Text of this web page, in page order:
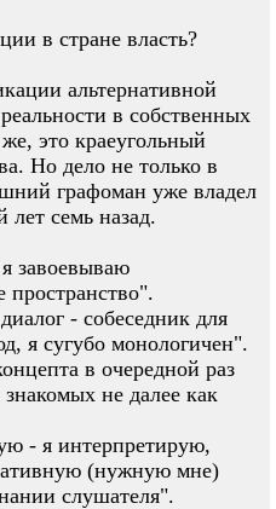
в стране власть?
альтернативной
в собственных
это краеугольный
Но дело не только в
графоман уже владел
лет семь назад.
завоевываю
- собеседник для
я сугубо монологичен".
в очередной раз
не далее как
- я интерпретирую,
(нужную мне)
слушателя".